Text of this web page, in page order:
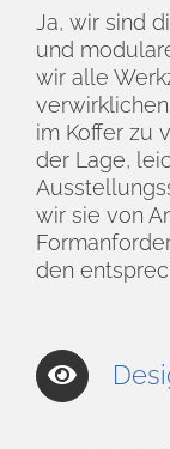
Ja, wir sind
und
wir alle
im Koffer zu
der Lage,
wir sie von
den